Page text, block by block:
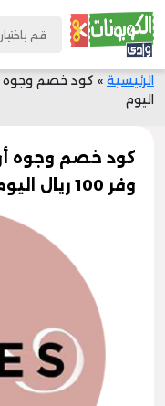
الرئيسية »
اليوم
وفر 100 ريال اليوم